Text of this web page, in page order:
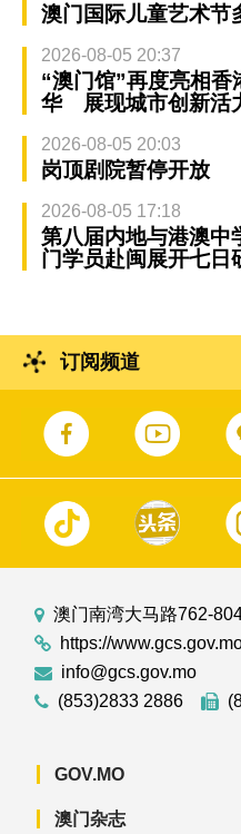
澳门国际儿童艺术节
2026-08-05 20:37
“澳门馆”再度亮相
华 展现城市创新活
2026-08-05 20:03
岗顶剧院暂停开放
2026-08-05 17:18
第八届内地与港澳中
门学员赴闽展开七日
订阅频道
澳门南湾大马路762-
https://
info@gcs.gov.mo
(853)2833 2886
GOV.MO
澳门杂志